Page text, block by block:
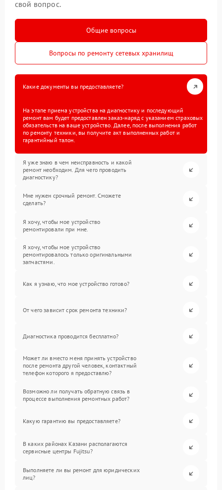
свой вопрос.
Общие вопросы
Вопросы по ремонту сетевых хранилищ
Какие документы вы предоставляете?
На этапе приема устройства на диагностику и последующий
ремонт вам будет предоставлен заказ-наряд с указанием страховых
обязательств на ваше устройство. Далее, после выполнения работ
по ремонту техники, вы получите акт выполненных работ и
гарантийный талон.
Я уже знаю в чем неисправность и какой
ремонт необходим. Для чего проводить
диагностику?
Мне нужен срочный ремонт. Сможете
сделать?
Я хочу, чтобы мое устройство
ремонтировали при мне.
Я хочу, чтобы мое устройство
ремонтировалось только оригинальными
запчастями.
Как я узнаю, что мое устройство готово?
От чего зависит срок ремонта техники?
Диагностика проводится бесплатно?
Может ли вместо меня принять устройство
после ремонта другой человек, контактный
телефон которого я предоставлю?
Возможно ли получать обратную связь в
процессе выполнения ремонтных работ?
Какую гарантию вы предоставляете?
В каких районах Казани располагаются
сервисные центры Fujitsu?
Выполняете ли вы ремонт для юридических
лиц?